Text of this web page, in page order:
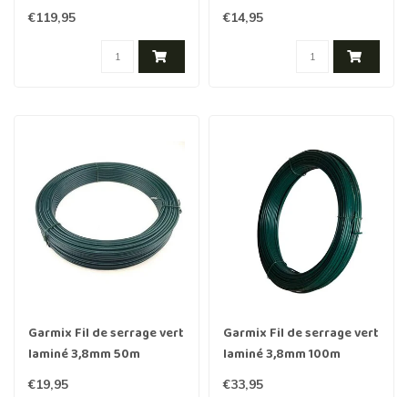
€119,95 €14,95
Garmix Fil de serrage vert
laminé 3,8mm 50m
€19,95
Garmix Fil de serrage vert
laminé 3,8mm 100m
€33,95